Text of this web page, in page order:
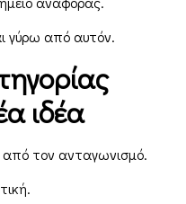
γύρω από αυτόν.
ιδέα
από τον ανταγωνισμό.